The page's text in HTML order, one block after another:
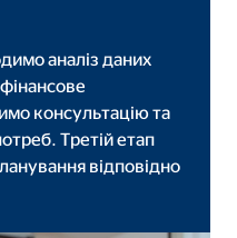
аналіз даних
консультацію та
Третій етап
відповідно